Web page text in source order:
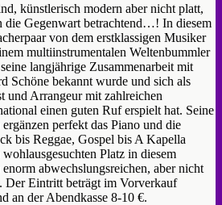
künstlerisch modern aber nicht platt,
die Gegenwart betrachtend…! In diesem
von dem erstklassigen Musiker
multiinstrumentalen Weltenbummler
langjährige Zusammenarbeit mit
Schöne bekannt wurde und sich als
und Arrangeur mit zahlreichen
einen guten Ruf erspielt hat. Seine
perfekt das Piano und die
bis Reggae, Gospel bis A Kapella
Platz in diesem
abwechslungsreichen, aber nicht
Der Eintritt beträgt im Vorverkauf
an der Abendkasse 8-10 €.